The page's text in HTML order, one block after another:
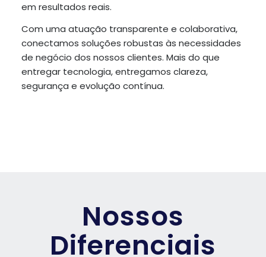
em resultados reais.
Com uma atuação transparente e colaborativa,
conectamos soluções robustas às necessidades
de negócio dos nossos clientes. Mais do que
entregar tecnologia, entregamos clareza,
segurança e evolução contínua.
Nossos
Diferenciais